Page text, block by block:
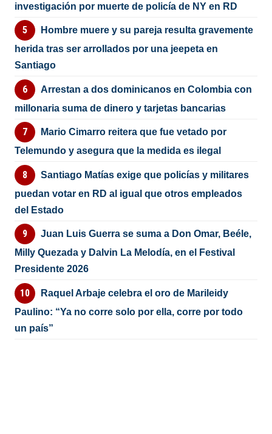
investigación por muerte de policía de NY en RD
Hombre muere y su pareja resulta gravemente
herida tras ser arrollados por una jeepeta en
Santiago
Arrestan a dos dominicanos en Colombia con
millonaria suma de dinero y tarjetas bancarias
Mario Cimarro reitera que fue vetado por
Telemundo y asegura que la medida es ilegal
Santiago Matías exige que policías y militares
puedan votar en RD al igual que otros empleados
del Estado
Juan Luis Guerra se suma a Don Omar, Beéle,
Milly Quezada y Dalvin La Melodía, en el Festival
Presidente 2026
Raquel Arbaje celebra el oro de Marileidy
Paulino: “Ya no corre solo por ella, corre por todo
un país”